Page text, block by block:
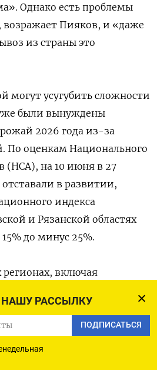
РАССЫЛКУ
ПОДПИСАТЬСЯ
Однако есть проблемы
возражает Пияков, и «даже
из страны это
могут усугубить сложности
были вынуждены
2026 года из-за
По оценкам Национального
(НСА), на 10 июня в 27
в развитии,
индекса
и Рязанской областях
до минус 25%.
включая
зафиксировано
года накопленных осадков
нормы, что